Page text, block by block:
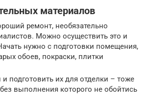
материалов
ремонт, необязательно
Можно осуществить это и
нужно с подготовки помещения,
обоев, покраски, плитки
подготовить их для отделки – тоже
выполнения которого не обойтись